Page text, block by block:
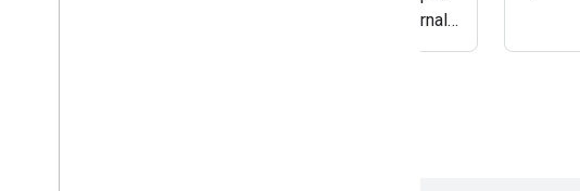
and John Mueller pull back the curtain on how internal